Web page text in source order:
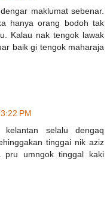
maklumat sebenar.
hanya orang bodoh tak
Kalau nak tengok lawak
baik gi tengok maharaja
PM
selalu dengaq
tinggai nik aziz
umngok tinggal kaki